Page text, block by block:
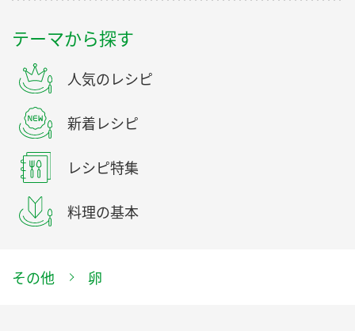
テーマから探す
人気のレシピ
新着レシピ
レシピ特集
料理の基本
その他 卵